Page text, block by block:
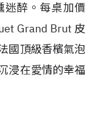
迷醉。每桌加價
Grand Brut 皮
國頂級香檳氣泡
浸在愛情的幸福